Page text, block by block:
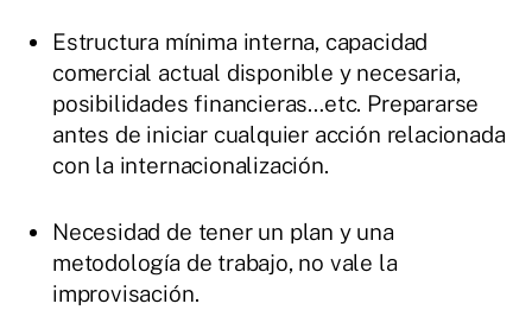
Estructura mínima interna, capacidad
comercial actual disponible y necesaria,
posibilidades financieras…etc. Prepararse
antes de iniciar cualquier acción relacionada
con la internacionalización.
Necesidad de tener un plan y una
metodología de trabajo, no vale la
improvisación.